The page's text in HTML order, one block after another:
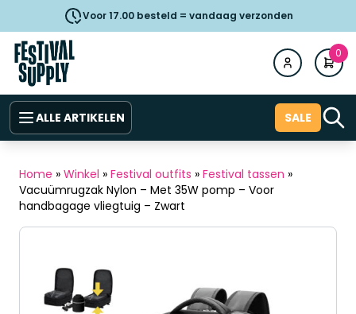
Voor 17.00 besteld = vandaag verzonden
0
ALLE ARTIKELEN SALE
Home » Winkel » Festival outfits » Festival tassen »
Vacuümrugzak Nylon – Met 35W pomp – Voor
handbagage vliegtuig – Zwart